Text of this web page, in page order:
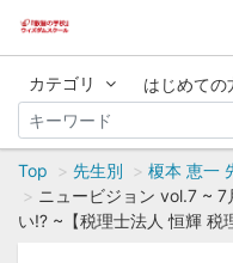
カテゴリ はじめての
Top 先生別
榎本 恵一
ニュービジョン vol.7 ~
い⁉ ~【税理士法人 恒輝 税